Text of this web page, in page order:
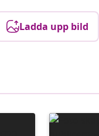
Ladda upp bild